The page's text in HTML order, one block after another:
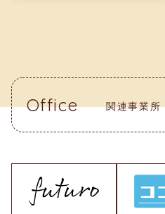
Office 関連事業所